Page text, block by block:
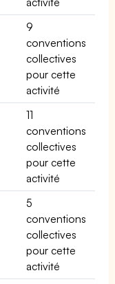
9
conventions
collectives
pour cette
activité
11
conventions
collectives
pour cette
activité
5
conventions
collectives
pour cette
activité